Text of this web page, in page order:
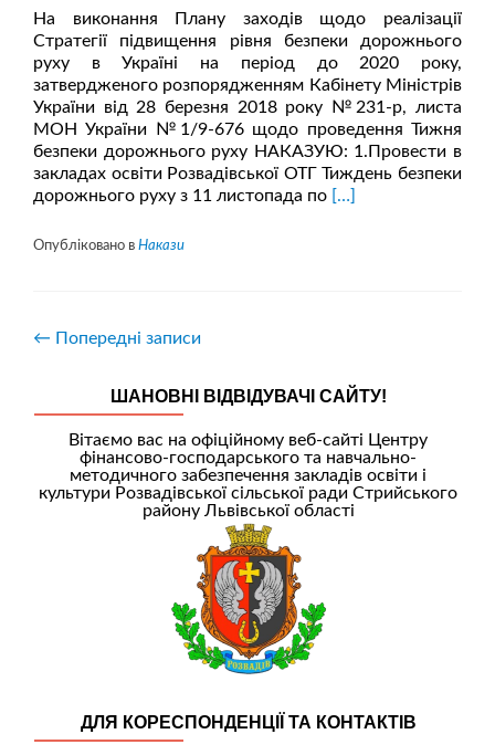
На виконання Плану заходів щодо реалізації
Стратегії підвищення рівня безпеки дорожнього
руху в Україні на період до 2020 року,
затвердженого розпорядженням Кабінету Міністрів
України від 28 березня 2018 року №231-р, листа
МОН України №1/9-676 щодо проведення Тижня
безпеки дорожнього руху НАКАЗУЮ: 1.Провести в
закладах освіти Розвадівської ОТГ Тиждень безпеки
дорожнього руху з 11 листопада по Читати
[…]
Опубліковано в Накази
← Попередні записи
ШАНОВНІ ВІДВІДУВАЧІ САЙТУ!
Вітаємо вас на офіційному веб-сайті Центру
фінансово-господарського та навчально-
методичного забезпечення закладів освіти і
культури Розвадівської сільської ради Стрийського
району Львівської області
ДЛЯ КОРЕСПОНДЕНЦІЇ ТА КОНТАКТІВ